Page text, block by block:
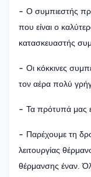
- Ο συμπιεστής
που είναι ο
κατασκευαστής
- Οι κόκκινες
τον αέρα πολύ
- Τα πρότυπά μας
- Παρέχουμε τη
λειτουργίας
θέρμανσης έναν.